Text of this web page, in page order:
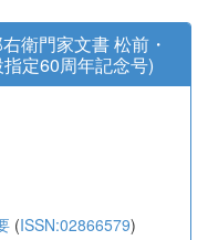
衛門家文書 松前・
定60周年記念号)
(ISSN:02866579)